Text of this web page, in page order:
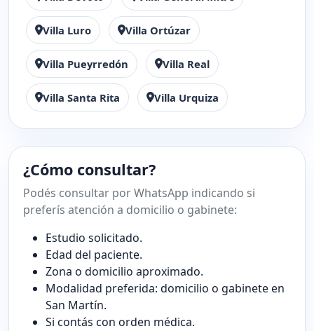
Villa Luro Villa Ortúzar
Villa Pueyrredón Villa Real
Villa Santa Rita Villa Urquiza
¿Cómo consultar?
Podés consultar por WhatsApp indicando si
preferís atención a domicilio o gabinete:
Estudio solicitado.
Edad del paciente.
Zona o domicilio aproximado.
Modalidad preferida: domicilio o gabinete en
San Martín.
Si contás con orden médica.